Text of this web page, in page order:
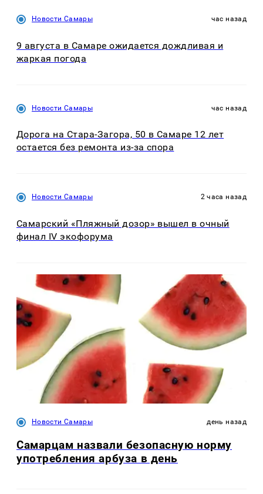
Новости Самары час назад
9 августа в Самаре ожидается дождливая и
жаркая погода
Новости Самары час назад
Дорога на Стара-Загора, 50 в Самаре 12 лет
остается без ремонта из-за спора
Новости Самары 2 часа назад
Самарский «Пляжный дозор» вышел в очный
финал IV экофорума
Новости Самары день назад
Самарцам назвали безопасную норму
употребления арбуза в день